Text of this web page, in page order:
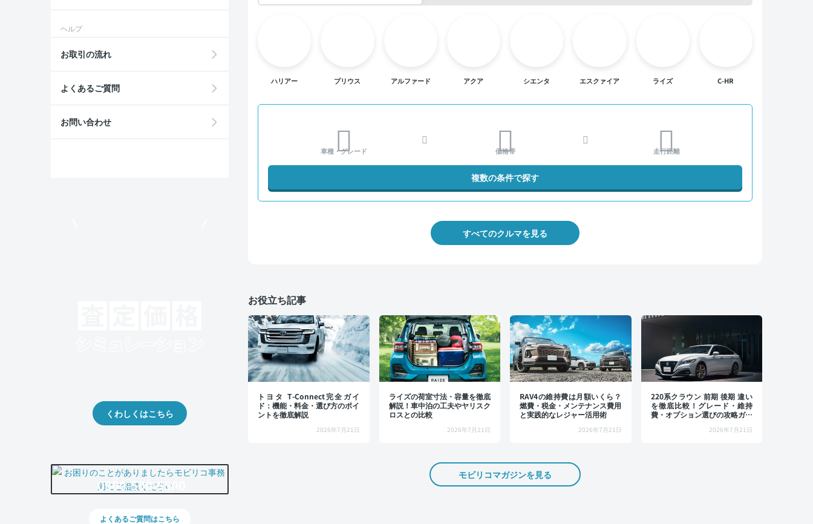
ハリアー プリウス アルファード アクア シエンタ エスクァイア ライズ C-HR
車種・グレード 価格帯 走行距離
複数の条件で探す
すべてのクルマを見る
お役立ち記事
トヨタ T-Connect完全ガイ
ド：機能・料金・選び方のポイ
ントを徹底解説
2026年7月21日
ライズの荷室寸法・容量を徹底
解説！車中泊の工夫やヤリスク
ロスとの比較
2026年7月21日
RAV4の維持費は月額いくら？
燃費・税金・メンテナンス費用
と実践的なレジャー活用術
2026年7月21日
220系クラウン 前期 後期 違い
を徹底比較！グレード・維持
費・オプション選びの攻略ガイ
2026年7月21日
モビリコマガジンを見る
ヘルプ
お取引の流れ
よくあるご質問
お問い合わせ
くわしくはこちら
0800-500-5500
よくあるご質問はこちら